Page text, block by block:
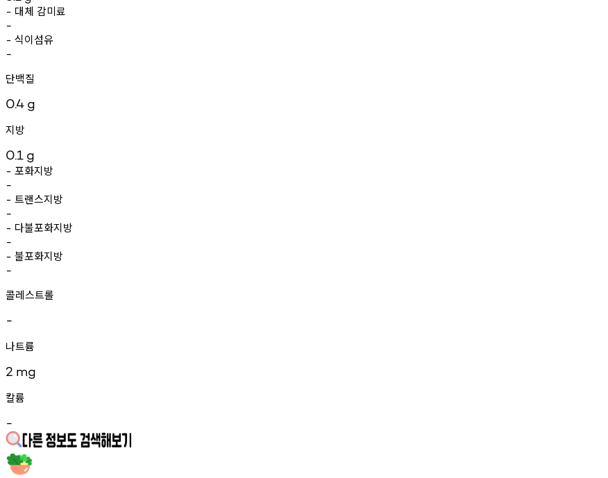
- 대체 감미료
-
- 식이섬유
-
단백질
0.4 g
지방
0.1 g
- 포화지방
-
- 트랜스지방
-
- 다불포화지방
-
- 불포화지방
-
콜레스트롤
-
나트륨
2 mg
칼륨
-